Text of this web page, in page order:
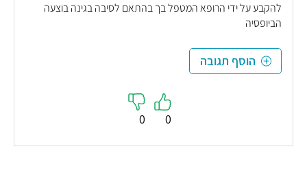
להקבע על ידי הרופא המטפל בך בהתאם לסיבה בגינה בוצעה
הביופסיה
הוסף תגובה
0
0